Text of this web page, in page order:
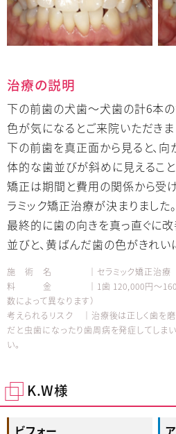
治療の説明
下の前歯の犬歯～犬歯の計6本
色が気になるとご来院いただきま
下の前歯を真正面から見ると、
体的な歯並びが斜めに見えるこ
矯正は期間と費用の関係から受け
ラミック矯正治療が決まりました。
最終的に歯の向きを真っ直ぐに改
並びと、黄ばんだ歯の色がきれい
施 術 名 │セラミック矯正治療
料 金 │1歯 120,000円～160,000
数によって異なります）
考えられるリスク │治療後は正しく歯を磨
だと虫歯になったり歯周病を発症してしま
い。
K.W様